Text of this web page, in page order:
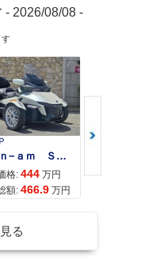
- 2026/08/08 -
す
ｃａｎ−ａｍ ＳＰＹＤＥＲ ＲＴ ＬＩＭＩＴＥＤ
格: 444 万円
額: 466.9 万円
スズキ
本体価格:
る